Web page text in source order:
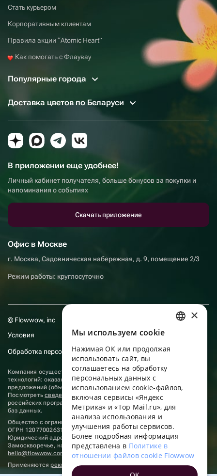
Стать курьером
Корпоративным клиентам
Правила акции “Atomic Heart”
Как помогать с Флаувау
Популярные города
Доставка цветов по Беларуси
В приложении еще удобнее!
Личный кабинет получателя, больше бонусов за покупки и
напоминания о событиях
Скачать приложение
Офис в Москве
г. Москва, Садовническая набережная, д. 9, помещение 2/3
Режим работы: круглосуточно
© Flowwow, inc
Условия
Обработка персональных данных
Компания осуществляет деятельность в области информационных
технологий: оказание услуг в сети “Интернет” по размещению
предложений (объявлений) продавцов о реализации товаров.
Посмотретьсведения о программах, включенных в реестр
российских программ для электронных вычислительных машин и
баз данных.
Общество с ограниченной ответственностью «ФЛАУВАУ»
ОГРН 1207700263198, ИНН 9702020445
Юридический адрес: г. Москва, вн.тер. г. Муниципальный округ
Замоскворечье, наб. Садовническая, д. 9, помещ. 2/3.
hello@flowwow.com
8 800 555-16-15
Применяютсярекомендательные технологии
ENGLISH
UKRAINIAN
PORTUGUESE
FRENCH
TURKISH
×
Мы используем сookie
Нажимая ОК или продолжая
использовать сайт, вы
соглашаетесь на обработку
персональных данных с
использованием cookie-файлов,
включая сервисы «Яндекс
Метрика» и «Top Mail.ru», для
анализа использования и
улучшения работы сервисов.
Более подробная информация
представлена в Политике в
отношении файлов cookie Flowwow